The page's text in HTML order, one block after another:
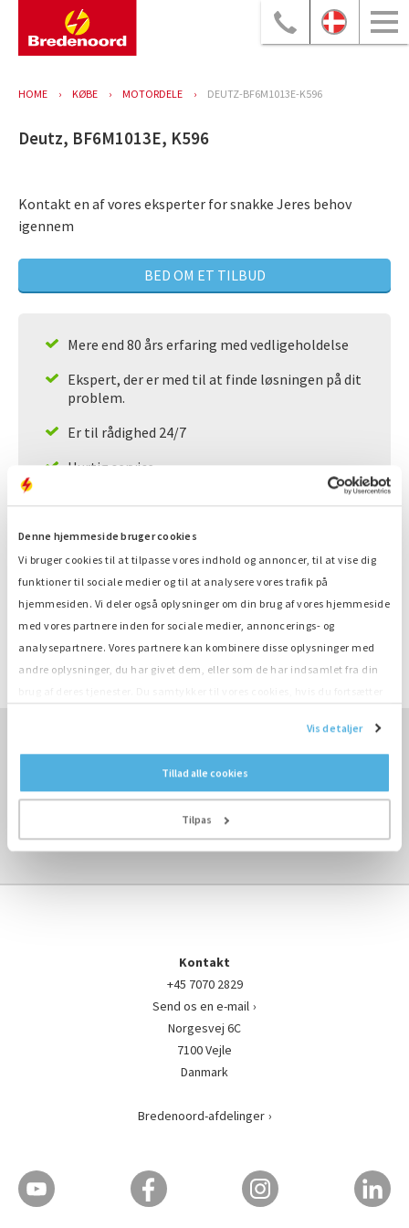
Denne hjemmeside bruger cookies
Vi bruger cookies til at tilpasse vores indhold og annoncer, til at vise dig
funktioner til sociale medier og til at analysere vores trafik på
hjemmesiden. Vi deler også oplysninger om din brug af vores hjemmeside
med vores partnere inden for sociale medier, annoncerings- og
analysepartnere. Vores partnere kan kombinere disse oplysninger med
andre oplysninger, du har givet dem, eller som de har indsamlet fra din
Vis detaljer
Tillad alle cookies
Tilpas
HOME KØBE MOTORDELE DEUTZ-BF6M1013E-K596
Deutz, BF6M1013E, K596
Kontakt en af vores eksperter for snakke Jeres behov
igennem
BED OM ET TILBUD
Mere end 80 års erfaring med vedligeholdelse
Ekspert, der er med til at finde løsningen på dit
problem.
Er til rådighed 24/7
Hurtig service
Stort lager, omgående levering
Produktinformation
Nummer
K596
Kategori
Cilinderkop
Mærke
Deutz
Type
BF6M1013E
GÅ TIL KØBE ›
GÅ TIL MOTORDELE ›
Kontakt
+45 7070 2829
Send os en e-mail
Norgesvej 6C
7100 Vejle
Danmark
Bredenoord-afdelinger